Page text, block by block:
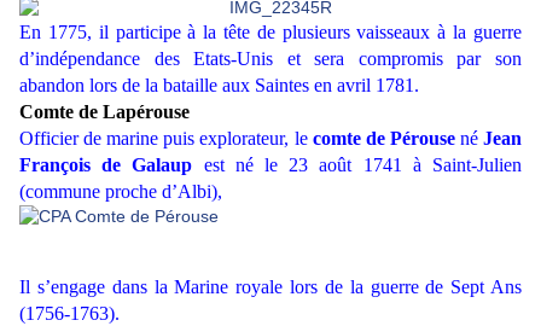
En 1775, il participe à la tête de plusieurs vaisseaux à la guerre
d’indépendance des Etats-Unis et sera compromis par son
abandon lors de la bataille aux Saintes en avril 1781.
Comte de Lapérouse
Officier de marine puis explorateur, le comte de PérousenéJean
François de Galaup est né le 23 août 1741 à Saint-Julien
(commune proche d’Albi),
Il s’engage dans la Marine royale lors de la guerre de Sept Ans
(1756-1763).